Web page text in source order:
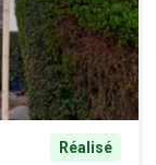
Réalisé